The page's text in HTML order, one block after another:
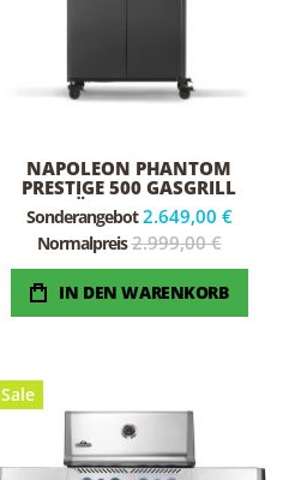
NAPOLEON PHANTOM
PRESTIGE 500 GASGRILL
JUBILÄUMSEDITION 50
JAHRE NAPOLEON
Sonderangebot 2.649,00 €
Normalpreis 2.999,00 €
IN DEN WARENKORB
Sale